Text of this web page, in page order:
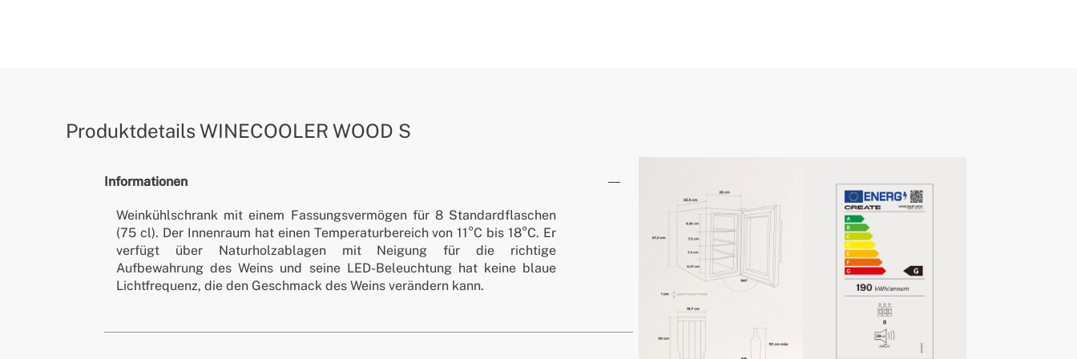
ProduktdetailsWINECOOLER WOOD S
Informationen
Weinkühlschrank mit einem Fassungsvermögen für 8 Standardflaschen
(75 cl). Der Innenraum hat einen Temperaturbereich von 11°C bis 18°C. Er
verfügt über Naturholzablagen mit Neigung für die richtige
Aufbewahrung des Weins und seine LED-Beleuchtung hat keine blaue
Lichtfrequenz, die den Geschmack des Weins verändern kann.